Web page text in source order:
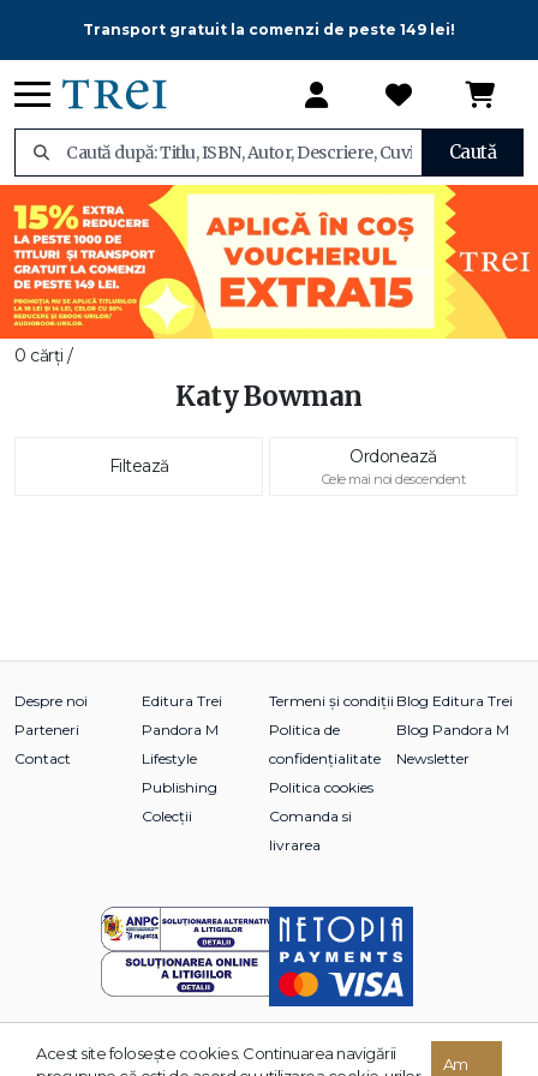
Transport gratuit la comenzi de peste 149 lei!
Caută
0 cărți /
Katy Bowman
Filtează Ordonează
Cele mai noi descendent
Despre noi
Parteneri
Contact
Editura Trei
Pandora M
Lifestyle
Publishing
Colecții
Termeni și condiții
Politica de
confidențialitate
Politica cookies
Comanda si
livrarea
Blog Editura Trei
Blog Pandora M
Newsletter
© 2026 Grupul Editorial TREI. Toate drepturile rezervate.
Acest site foloseşte cookies. Continuarea navigării
Am